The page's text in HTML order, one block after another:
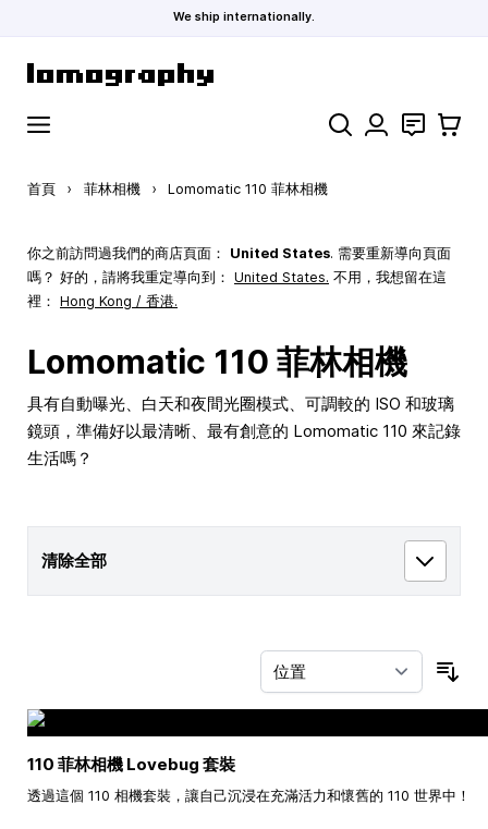
We ship internationally.
搜索 聯絡 購物車
首頁 › 菲林相機 › Lomomatic 110 菲林相機
你之前訪問過我們的商店頁面： United States. 需要重新導向頁面
嗎？ 好的，請將我重定導向到： United States. 不用，我想留在這
裡： Hong Kong / 香港.
Lomomatic 110 菲林相機
具有自動曝光、白天和夜間光圈模式、可調較的 ISO 和玻璃
鏡頭，準備好以最清晰、最有創意的 Lomomatic 110 來記錄
生活嗎？
清除全部
110 菲林相機 Lovebug 套裝
透過這個 110 相機套裝，讓自己沉浸在充滿活力和懷舊的 110 世界中！